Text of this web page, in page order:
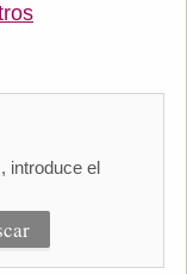
introduce el